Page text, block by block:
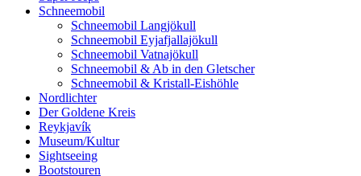
Schneemobil
Schneemobil Langjökull
Schneemobil Eyjafjallajökull
Schneemobil Vatnajökull
Schneemobil & Ab in den Gletscher
Schneemobil & Kristall-Eishöhle
Nordlichter
Der Goldene Kreis
Reykjavík
Museum/Kultur
Sightseeing
Bootstouren